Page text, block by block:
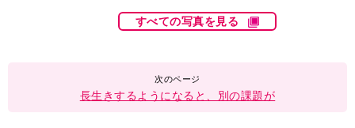
すべての写真を見る
長生きするようになると、別の課題が